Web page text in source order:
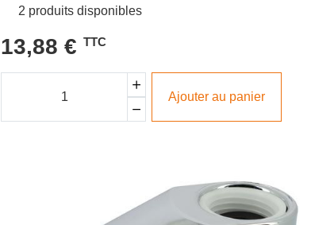
2 produits disponibles
13,88 € TTC
Ajouter au panier